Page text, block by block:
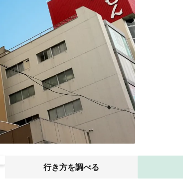
行き方を調べる